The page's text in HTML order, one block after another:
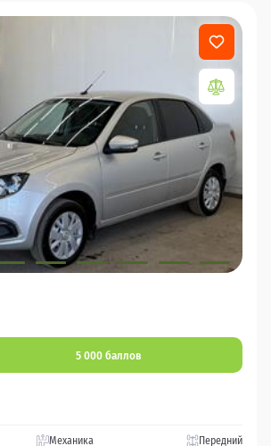
5 000 баллов
Механика Передний